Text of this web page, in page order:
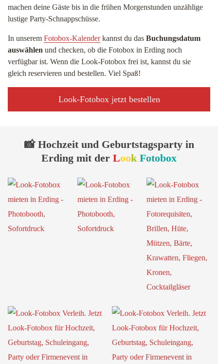
machen deine Gäste bis in die frühen Morgenstunden unzählige
lustige Party-Schnappschüsse.
In unserem Fotobox-Kalenderkannst du das Buchungsdatum
auswählen und checken, ob die Fotobox in Erding noch
verfügbar ist. Wenn die Look-Fotobox frei ist, kannst du sie
gleich reservieren und bestellen. Viel Spaß!
Look-Fotobox jetzt bestellen
📸 Hochzeit und Geburtstagsparty in
Erding mit der Look Fotobox